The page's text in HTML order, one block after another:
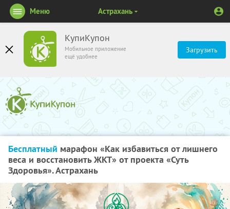
КупиКупон
Мобильное приложение
ещё удобнее
Загрузить
Меню Астрахань
Бесплатный марафон «Как избавиться от лишнего
веса и восстановить ЖКТ» от проекта «Суть
Здоровья». Астрахань